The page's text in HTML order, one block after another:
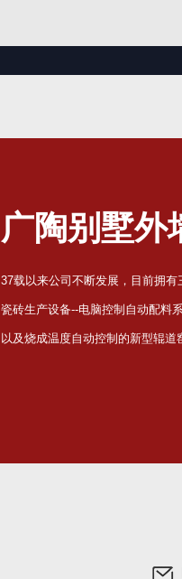
广陶别墅外
37载以来公司不断发展，目前拥
瓷砖生产设备--电脑控制自动配料
以及烧成温度自动控制的新型辊道